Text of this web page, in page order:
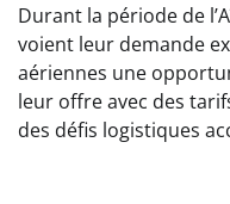
Durant la période de
voient leur demande
aériennes une
leur offre avec des
des défis logistiques